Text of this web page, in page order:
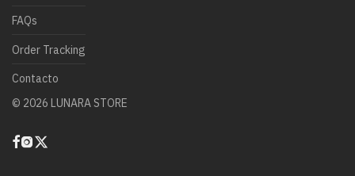
FAQs
Order Tracking
Contacto
© 2026 LUNARA STORE